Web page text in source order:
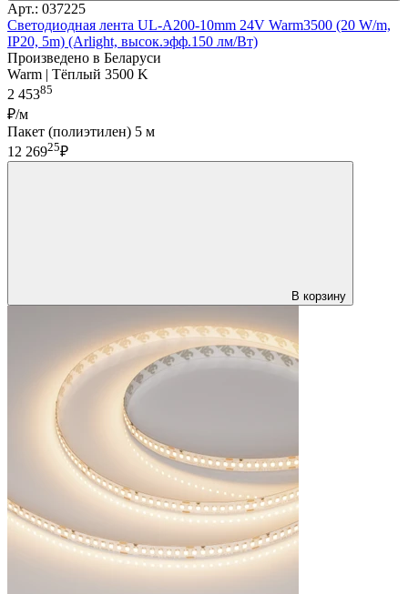
Арт.: 037225
Светодиодная лента UL-A200-10mm 24V Warm3500 (20 W/m,
IP20, 5m) (Arlight, высок.эфф.150 лм/Вт)
Произведено в Беларуси
Warm | Тёплый 3500 K
2 45385
₽/м
Пакет (полиэтилен) 5 м
12 26925₽
В корзину